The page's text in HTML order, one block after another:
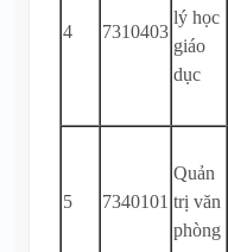
4 7310403
lý học
giáo
dục
5 7340101
Quản
trị văn
phòng